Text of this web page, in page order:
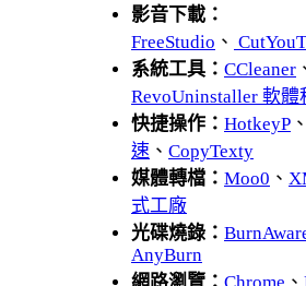
影音下載：
FreeStudio 、
系統工具： CCleaner
RevoUninstaller 軟體
快捷操作： HotkeyP 、
速 、 CopyTexty
媒體轉檔： Moo0 、
式工廠
光碟燒錄：
AnyBurn